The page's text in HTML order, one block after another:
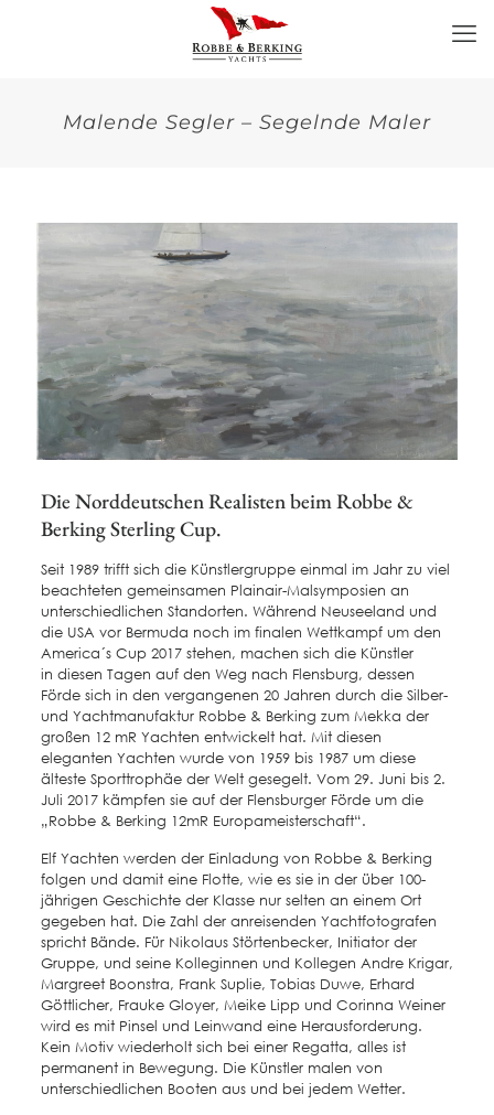
Malende Segler – Segelnde Maler
Die Norddeutschen Realisten beim Robbe &
Berking Sterling Cup.
Seit 1989 trifft sich die Künstlergruppe einmal im Jahr zu viel
beachteten gemeinsamen Plainair-Malsymposien an
unterschiedlichen Standorten. Während Neuseeland und
die USA vor Bermuda noch im finalen Wettkampf um den
America´s Cup 2017 stehen, machen sich die Künstler
in diesen Tagen auf den Weg nach Flensburg, dessen
Förde sich in den vergangenen 20 Jahren durch die Silber-
und Yachtmanufaktur Robbe & Berking zum Mekka der
großen 12 mR Yachten entwickelt hat. Mit diesen
eleganten Yachten wurde von 1959 bis 1987 um diese
älteste Sporttrophäe der Welt gesegelt. Vom 29. Juni bis 2.
Juli 2017 kämpfen sie auf der Flensburger Förde um die
„Robbe & Berking 12mR Europameisterschaft“.
Elf Yachten werden der Einladung von Robbe & Berking
folgen und damit eine Flotte, wie es sie in der über 100-
jährigen Geschichte der Klasse nur selten an einem Ort
gegeben hat. Die Zahl der anreisenden Yachtfotografen
spricht Bände. Für Nikolaus Störtenbecker, Initiator der
Gruppe, und seine Kolleginnen und Kollegen Andre Krigar,
Margreet Boonstra, Frank Suplie, Tobias Duwe, Erhard
Göttlicher, Frauke Gloyer, Meike Lipp und Corinna Weiner
wird es mit Pinsel und Leinwand eine Herausforderung.
Kein Motiv wiederholt sich bei einer Regatta, alles ist
permanent in Bewegung. Die Künstler malen von
unterschiedlichen Booten aus und bei jedem Wetter.